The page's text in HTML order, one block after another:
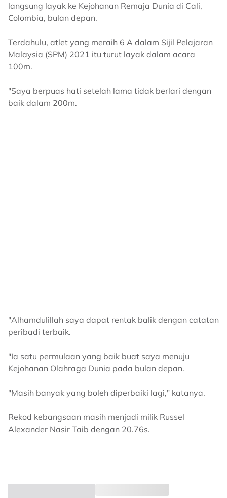
langsung layak ke Kejohanan Remaja Dunia di Cali,
Colombia, bulan depan.
Terdahulu, atlet yang meraih 6 A dalam Sijil Pelajaran
Malaysia (SPM) 2021 itu turut layak dalam acara
100m.
"Saya berpuas hati setelah lama tidak berlari dengan
baik dalam 200m.
"Alhamdulillah saya dapat rentak balik dengan catatan
peribadi terbaik.
"Ia satu permulaan yang baik buat saya menuju
Kejohanan Olahraga Dunia pada bulan depan.
"Masih banyak yang boleh diperbaiki lagi," katanya.
Rekod kebangsaan masih menjadi milik Russel
Alexander Nasir Taib dengan 20.76s.